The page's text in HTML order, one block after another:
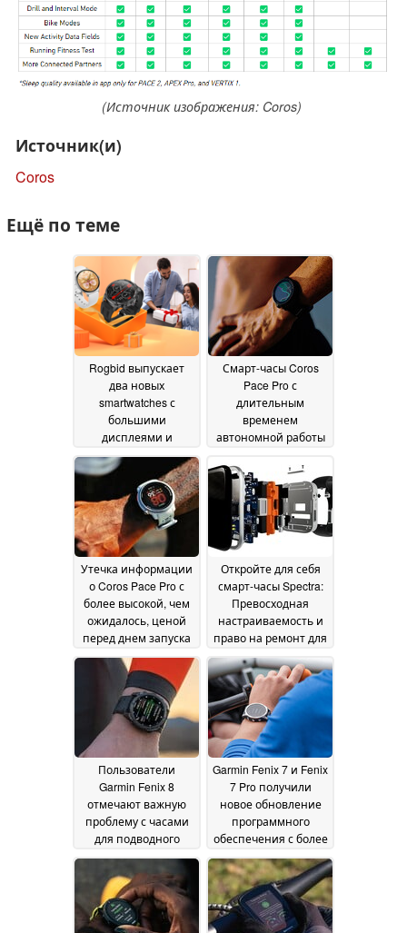
(Источник изображения: Coros)
Источник(и)
Coros
Ещё по теме
Rogbid выпускает
два новых
smartwatches с
большими
дисплеями и
функциями
телефонии
13 November
2024
Смарт-часы Coros
Pace Pro с
длительным
временем
автономной работы
AMOLED-дисплеем
уже в продаже01
November 2024
Утечка информации
о Coros Pace Pro с
более высокой, чем
ожидалось, ценой
перед днем запуска
30 October 2024
Откройте для себя
смарт-часы Spectra:
Превосходная
настраиваемость и
право на ремонт для
энтузиастов
аппаратного
обеспечения16
October 2024
Пользователи
Garmin Fenix 8
отмечают важную
проблему с часами
для подводного
плавания25 September
2024
Garmin Fenix 7 и Fenix
7 Pro получили
новое обновление
программного
обеспечения с более
чем полудюжиной
изменений24
September 2024